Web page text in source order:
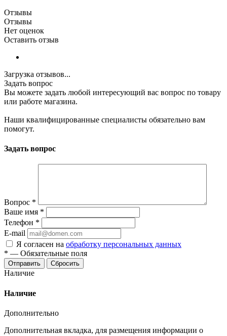
Отзывы
Отзывы
Нет оценок
Оставить отзыв
Загрузка отзывов...
Задать вопрос
Вы можете задать любой интересующий вас вопрос по товару
или работе магазина.
Наши квалифицированные специалисты обязательно вам
помогут.
Задать вопрос
Вопрос *
Ваше имя *
Телефон *
E-mail
Я согласен на обработку персональных данных
* — Обязательные поля
Отправить Сбросить
Наличие
Наличие
Дополнительно
Дополнительная вкладка, для размещения информации о